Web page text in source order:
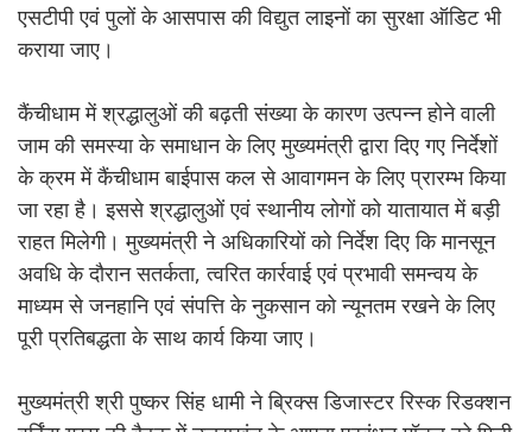
एसटीपी एवं पुलों के आसपास की विद्युत लाइनों का सुरक्षा ऑडिट भी
कराया जाए।
कैंचीधाम में श्रद्धालुओं की बढ़ती संख्या के कारण उत्पन्न होने वाली
जाम की समस्या के समाधान के लिए मुख्यमंत्री द्वारा दिए गए निर्देशों
के क्रम में कैंचीधाम बाईपास कल से आवागमन के लिए प्रारम्भ किया
जा रहा है। इससे श्रद्धालुओं एवं स्थानीय लोगों को यातायात में बड़ी
राहत मिलेगी। मुख्यमंत्री ने अधिकारियों को निर्देश दिए कि मानसून
अवधि के दौरान सतर्कता, त्वरित कार्रवाई एवं प्रभावी समन्वय के
माध्यम से जनहानि एवं संपत्ति के नुकसान को न्यूनतम रखने के लिए
पूरी प्रतिबद्धता के साथ कार्य किया जाए।
मुख्यमंत्री श्री पुष्कर सिंह धामी ने ब्रिक्स डिजास्टर रिस्क रिडक्शन